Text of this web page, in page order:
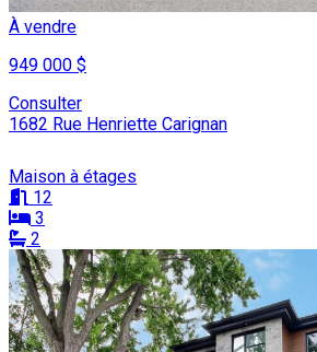
À vendre
949 000 $
Consulter
1682 Rue Henriette Carignan
Maison à étages
12
3
2